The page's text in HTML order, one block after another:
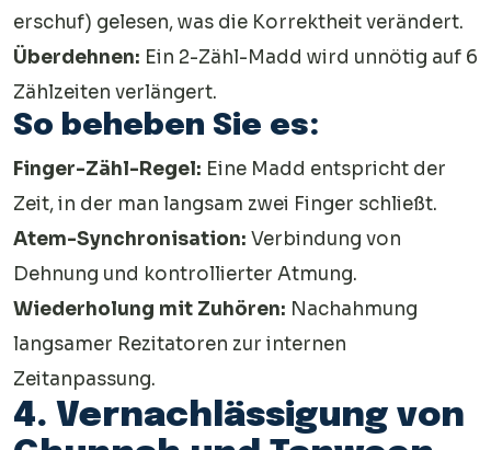
erschuf) gelesen, was die Korrektheit verändert.
Überdehnen: Ein 2-Zähl-Madd wird unnötig auf 6
Zählzeiten verlängert.
So beheben Sie es:
Finger-Zähl-Regel: Eine Madd entspricht der
Zeit, in der man langsam zwei Finger schließt.
Atem-Synchronisation: Verbindung von
Dehnung und kontrollierter Atmung.
Wiederholung mit Zuhören: Nachahmung
langsamer Rezitatoren zur internen
Zeitanpassung.
4. Vernachlässigung von